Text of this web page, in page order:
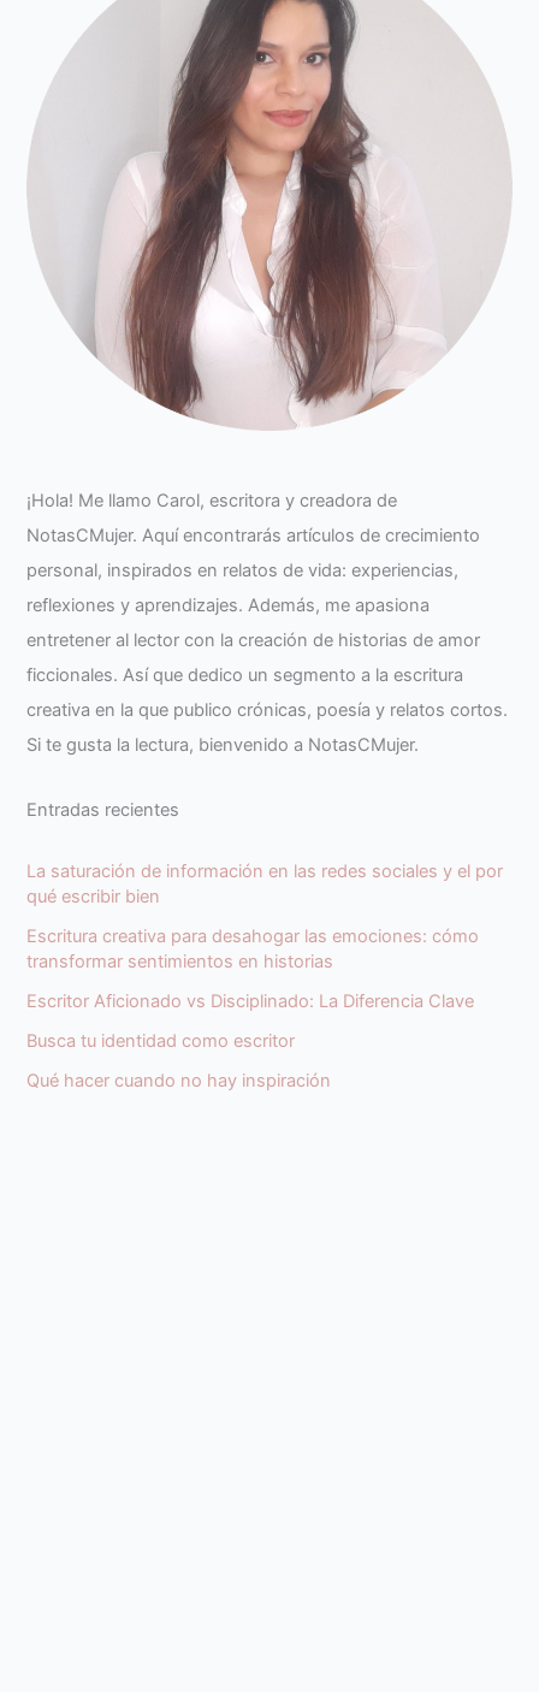
¡Hola! Me llamo Carol, escritora y creadora de
NotasCMujer. Aquí encontrarás artículos de crecimiento
personal, inspirados en relatos de vida: experiencias,
reflexiones y aprendizajes. Además, me apasiona
entretener al lector con la creación de historias de amor
ficcionales. Así que dedico un segmento a la escritura
creativa en la que publico crónicas, poesía y relatos cortos.
Si te gusta la lectura, bienvenido a NotasCMujer.
Entradas recientes
La saturación de información en las redes sociales y el por
qué escribir bien
Escritura creativa para desahogar las emociones: cómo
transformar sentimientos en historias
Escritor Aficionado vs Disciplinado: La Diferencia Clave
Busca tu identidad como escritor
Qué hacer cuando no hay inspiración